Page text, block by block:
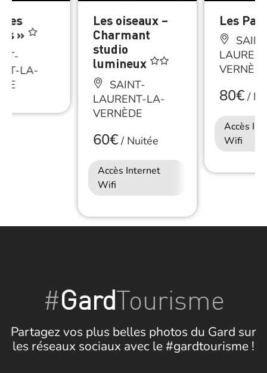
»
LA-
Les oiseaux –
Charmant
studio
lumineux
SAINT-
LAURENT-LA-
VERNÈDE
60€/Nuitée
Accès Internet
Wifi
Les
80€/
Accès
Wifi
#GardTourisme
Partagez vos plus belles photos du Gard sur
les réseaux sociaux avec le #gardtourisme !